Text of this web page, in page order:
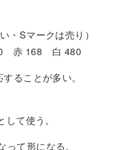
Sマークは売り）
168 白 480
とが多い。
て使う。
て形になる。